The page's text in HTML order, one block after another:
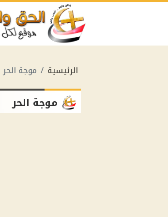
الرئيسية موجة الحر
موجة الحر